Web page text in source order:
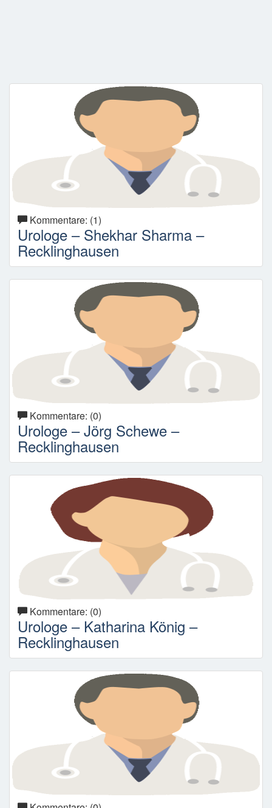
Kommentare: (1)
Urologe – Shekhar Sharma –
Recklinghausen
Kommentare: (0)
Urologe – Jörg Schewe –
Recklinghausen
Kommentare: (0)
Urologe – Katharina König –
Recklinghausen